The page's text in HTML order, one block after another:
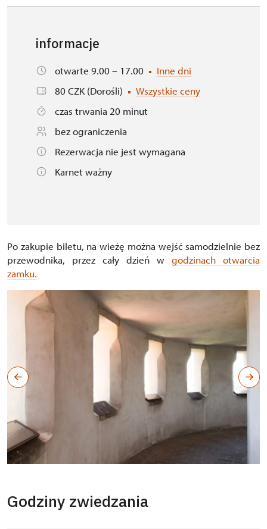
informacje
otwarte 9.00 – 17.00
Inne dni
80 CZK (Dorośli)
Wszystkie ceny
czas trwania 20 minut
bez ograniczenia
Rezerwacja nie jest wymagana
Karnet ważny
Po zakupie biletu, na wieżę można wejść samodzielnie bez
przewodnika, przez cały dzień w godzinach otwarcia
zamku.
Godziny zwiedzania